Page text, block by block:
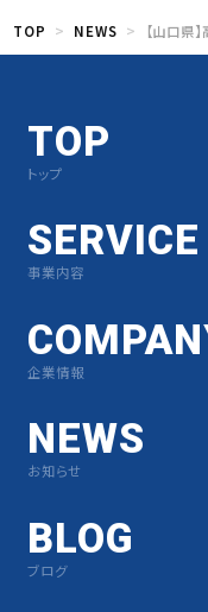
TOP NEWS 【山口県
TOP
トップ
SERVICE
事業内容
企業情報
NEWS
お知らせ
BLOG
ブログ